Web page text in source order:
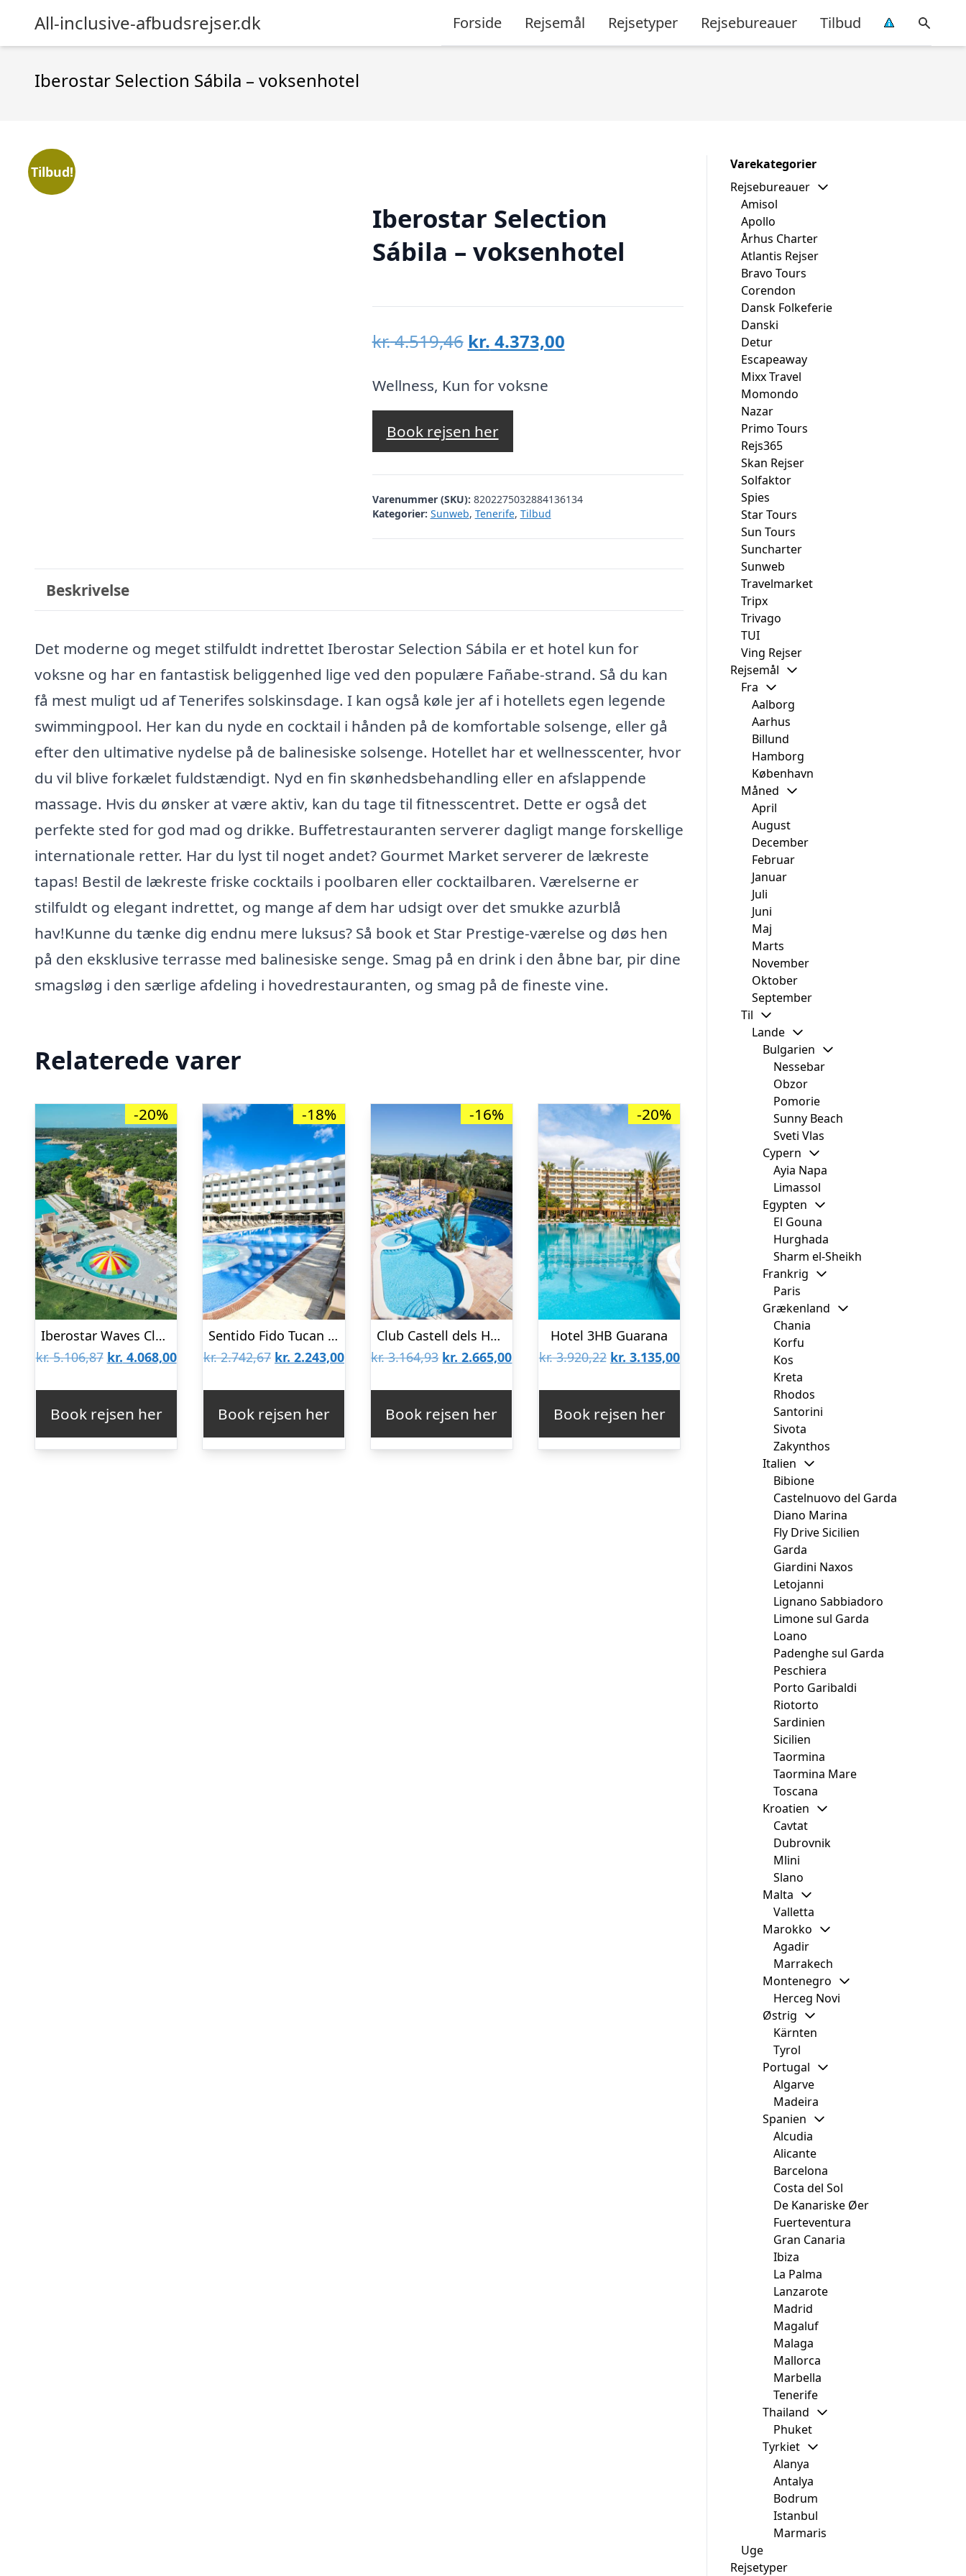
All-inclusive-afbudsrejser.dk Forside Rejsemål Rejsetyper Rejsebureauer Tilbud
Iberostar Selection Sábila – voksenhotel
Tilbud!
Iberostar Selection
Sábila – voksenhotel
kr.4.519,46 Den
pris
var:
kr. 4.519,46.
kr. 4.373,00Den
Wellness, Kun for voksne
Book rejsen her
Varenummer (SKU): 8202275032884136134
Kategorier: Sunweb, Tenerife, Tilbud
Beskrivelse
Det moderne og meget stilfuldt indrettet Iberostar Selection Sábila er et hotel kun for
voksne og har en fantastisk beliggenhed lige ved den populære Fañabe-strand. Så du kan
få mest muligt ud af Tenerifes solskinsdage. I kan også køle jer af i hotellets egen legende
swimmingpool. Her kan du nyde en cocktail i hånden på de komfortable solsenge, eller gå
efter den ultimative nydelse på de balinesiske solsenge. Hotellet har et wellnesscenter, hvor
du vil blive forkælet fuldstændigt. Nyd en fin skønhedsbehandling eller en afslappende
massage. Hvis du ønsker at være aktiv, kan du tage til fitnesscentret. Dette er også det
perfekte sted for god mad og drikke. Buffetrestauranten serverer dagligt mange forskellige
internationale retter. Har du lyst til noget andet? Gourmet Market serverer de lækreste
tapas! Bestil de lækreste friske cocktails i poolbaren eller cocktailbaren. Værelserne er
stilfuldt og elegant indrettet, og mange af dem har udsigt over det smukke azurblå
hav!Kunne du tænke dig endnu mere luksus? Så book et Star Prestige-værelse og døs hen
på den eksklusive terrasse med balinesiske senge. Smag på en drink i den åbne bar, pir dine
smagsløg i den særlige afdeling i hovedrestauranten, og smag på de fineste vine.
Relaterede varer
-20%
Iberostar Waves Club Cala Barca
kr.5.106,87 Den
var:
kr. 5.106,87.
kr. 4.068,00Den
kr. 4.068,00.
Book rejsen her
-18%
Sentido Fido Tucan Hotel – Voksenhotel 16+
kr.2.742,67 Den
var:
kr. 2.742,67.
kr. 2.243,00Den
kr. 2.243,00.
Book rejsen her
-16%
Club Castell dels Hams by Palia
kr.3.164,93 Den
var:
kr. 3.164,93.
kr. 2.665,00Den
kr. 2.665,00.
Book rejsen her
-20%
Hotel 3HB Guarana
kr.3.920,22 Den
var:
kr. 3.920,22.
kr. 3.135,00Den
kr. 3.135,00.
Book rejsen her
Varekategorier
Rejsebureauer
Amisol
Apollo
Århus Charter
Atlantis Rejser
Bravo Tours
Corendon
Dansk Folkeferie
Danski
Detur
Escapeaway
Mixx Travel
Momondo
Nazar
Primo Tours
Rejs365
Skan Rejser
Solfaktor
Spies
Star Tours
Sun Tours
Suncharter
Sunweb
Travelmarket
Tripx
Trivago
TUI
Ving Rejser
Rejsemål
Fra
Aalborg
Aarhus
Billund
Hamborg
København
Måned
April
August
December
Februar
Januar
Juli
Juni
Maj
Marts
November
Oktober
September
Til
Lande
Bulgarien
Nessebar
Obzor
Pomorie
Sunny Beach
Sveti Vlas
Cypern
Ayia Napa
Limassol
Egypten
El Gouna
Hurghada
Sharm el-Sheikh
Frankrig
Paris
Grækenland
Chania
Korfu
Kos
Kreta
Rhodos
Santorini
Sivota
Zakynthos
Italien
Bibione
Castelnuovo del Garda
Diano Marina
Fly Drive Sicilien
Garda
Giardini Naxos
Letojanni
Lignano Sabbiadoro
Limone sul Garda
Loano
Padenghe sul Garda
Peschiera
Porto Garibaldi
Riotorto
Sardinien
Sicilien
Taormina
Taormina Mare
Toscana
Kroatien
Cavtat
Dubrovnik
Mlini
Slano
Malta
Valletta
Marokko
Agadir
Marrakech
Montenegro
Herceg Novi
Østrig
Kärnten
Tyrol
Portugal
Algarve
Madeira
Spanien
Alcudia
Alicante
Barcelona
Costa del Sol
De Kanariske Øer
Fuerteventura
Gran Canaria
Ibiza
La Palma
Lanzarote
Madrid
Magaluf
Malaga
Mallorca
Marbella
Tenerife
Thailand
Phuket
Tyrkiet
Alanya
Antalya
Bodrum
Istanbul
Marmaris
Uge
Rejsetyper